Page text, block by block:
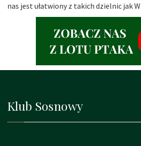
nas jest ułatwiony z takich dzielnic jak
Klub Sosnowy